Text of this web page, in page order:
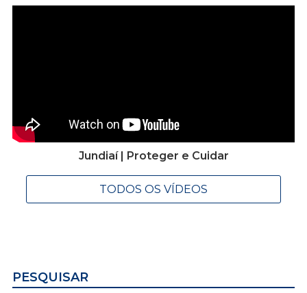
Jundiaí | Proteger e Cuidar
TODOS OS VÍDEOS
PESQUISAR